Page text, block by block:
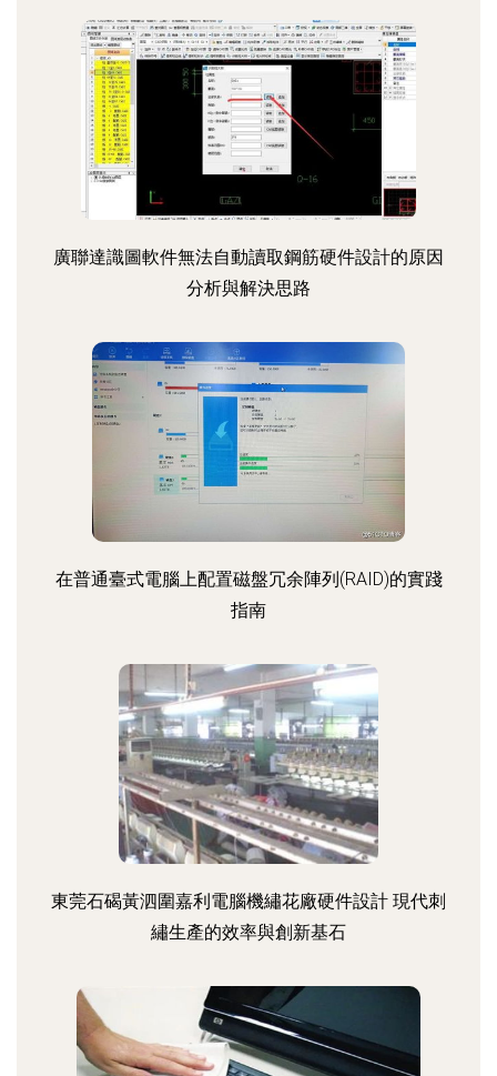
廣聯達識圖軟件無法自動讀取鋼筋硬件設計的原因
分析與解決思路
在普通臺式電腦上配置磁盤冗余陣列(RAID)的實踐
指南
東莞石碣黃泗圍嘉利電腦機繡花廠硬件設計 現代刺
繡生產的效率與創新基石